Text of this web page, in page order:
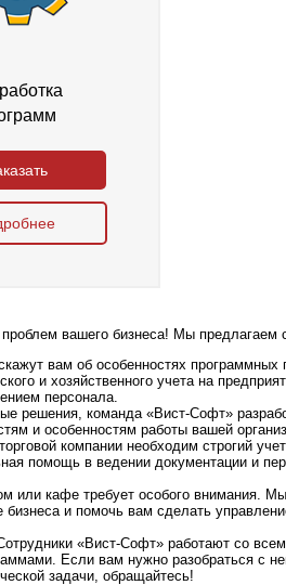
вашего бизнеса! Мы предлагаем
вам об особенностях программных
и хозяйственного учета на
персонала.
решения, команда «Вист-Софт»
и особенностям работы вашей
компании необходим строгий
помощь в ведении документации и
или кафе требует особого внимания.
и помочь вам сделать
«Вист-Софт» работают со
Если вам нужно разобраться с
задачи, обращайтесь!